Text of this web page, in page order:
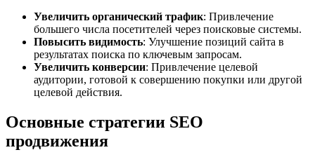
Увеличить органический трафик: Привлечение
большего числа посетителей через поисковые системы.
Повысить видимость: Улучшение позиций сайта в
результатах поиска по ключевым запросам.
Увеличить конверсии: Привлечение целевой
аудитории, готовой к совершению покупки или другой
целевой действия.
Основные стратегии SEO
продвижения